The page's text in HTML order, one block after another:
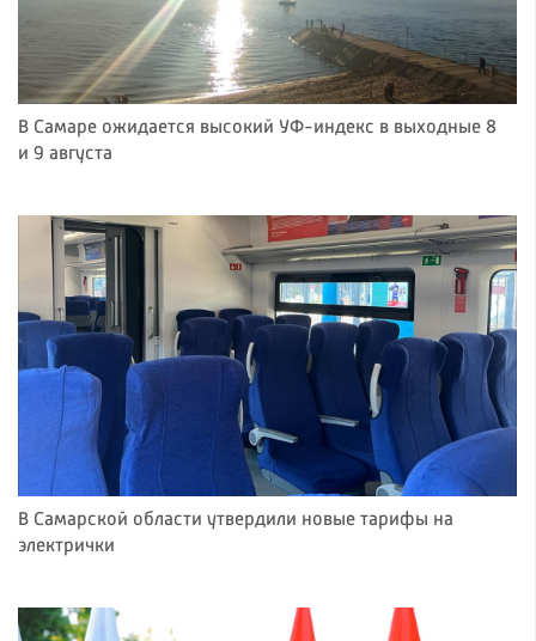
В Самаре ожидается высокий УФ-индекс в выходные 8
и 9 августа
В Самарской области утвердили новые тарифы на
электрички